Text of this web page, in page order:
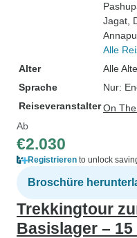
Jagat ,
Alle
Alter
Alle
Sprache
Nur:
ReiseveranstalterOn
Ab
€2.030
Registrieren to unlock
Broschüre
Trekkingtour
Basislager – 15